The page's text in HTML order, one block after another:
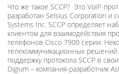
Что же такое SCCP? Это VoIP-
разработан Selsius Corporation и
Systems Inc. SCCP определяет
клиентом для взаимодействия
телефонов Cisco 7900 серии.
телекоммуникационных решений
поддержку протокола SCCP в
Digium – компания-разработчик